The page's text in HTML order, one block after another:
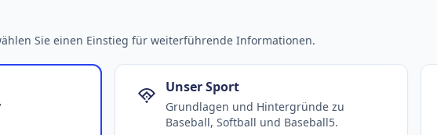
Sie einen Einstieg für weiterführende Informationen.
Unser Sport
Grundlagen und Hintergründe zu
Baseball, Softball und Baseball5.